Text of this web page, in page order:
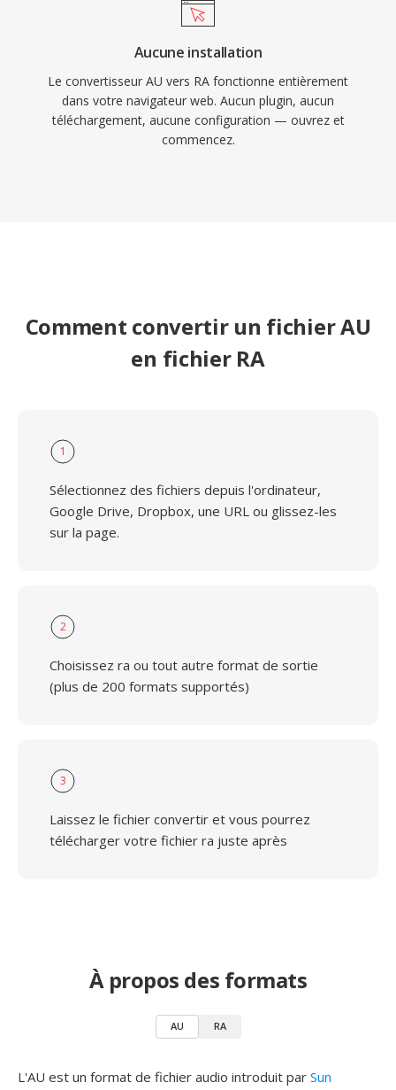
Aucune installation
Le convertisseur AU vers RA fonctionne entièrement
dans votre navigateur web. Aucun plugin, aucun
téléchargement, aucune configuration — ouvrez et
commencez.
Comment convertir un fichier AU
en fichier RA
1
Sélectionnez des fichiers depuis l'ordinateur,
Google Drive, Dropbox, une URL ou glissez-les
sur la page.
2
Choisissez ra ou tout autre format de sortie
(plus de 200 formats supportés)
3
Laissez le fichier convertir et vous pourrez
télécharger votre fichier ra juste après
À propos des formats
AU RA
L'AU est un format de fichier audio introduit par Sun